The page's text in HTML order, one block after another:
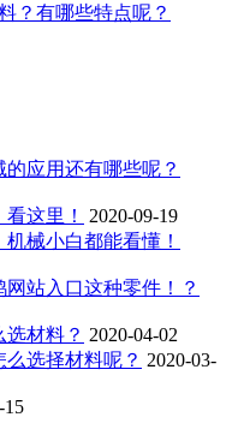
？有哪些特点呢？
应用还有哪些呢？
这里！
2020-09-19
械小白都能看懂！
站入口这种零件！？
材料？ 2020-04-02
选择材料呢？ 2020-03-
15